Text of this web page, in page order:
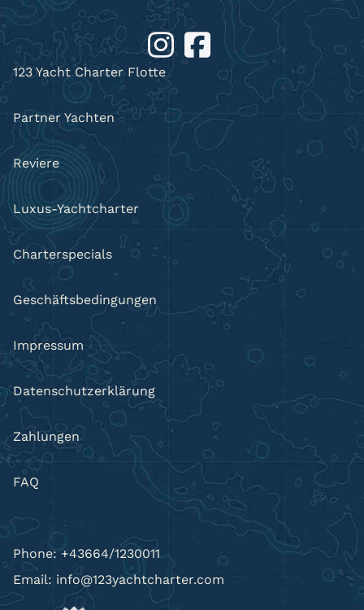
123 Yacht Charter Flotte
Partner Yachten
Reviere
Luxus-Yachtcharter
Charterspecials
Geschäftsbedingungen
Impressum
Datenschutzerklärung
Zahlungen
FAQ
Phone: +43664/1230011
Email: info@123yachtcharter.com